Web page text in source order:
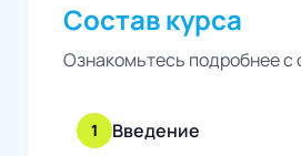
Состав курса
Ознакомьтесь подробнее с
1 Введение